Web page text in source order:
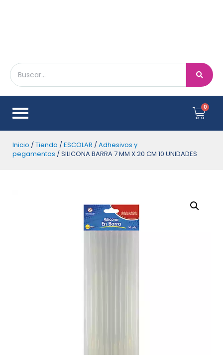
Inicio /Tienda /ESCOLAR /Adhesivos y
pegamentos / SILICONA BARRA 7 MM X 20 CM 10 UNIDADES